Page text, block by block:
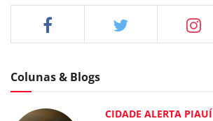
Colunas & Blogs
CIDADE ALERTA PIAUÍ